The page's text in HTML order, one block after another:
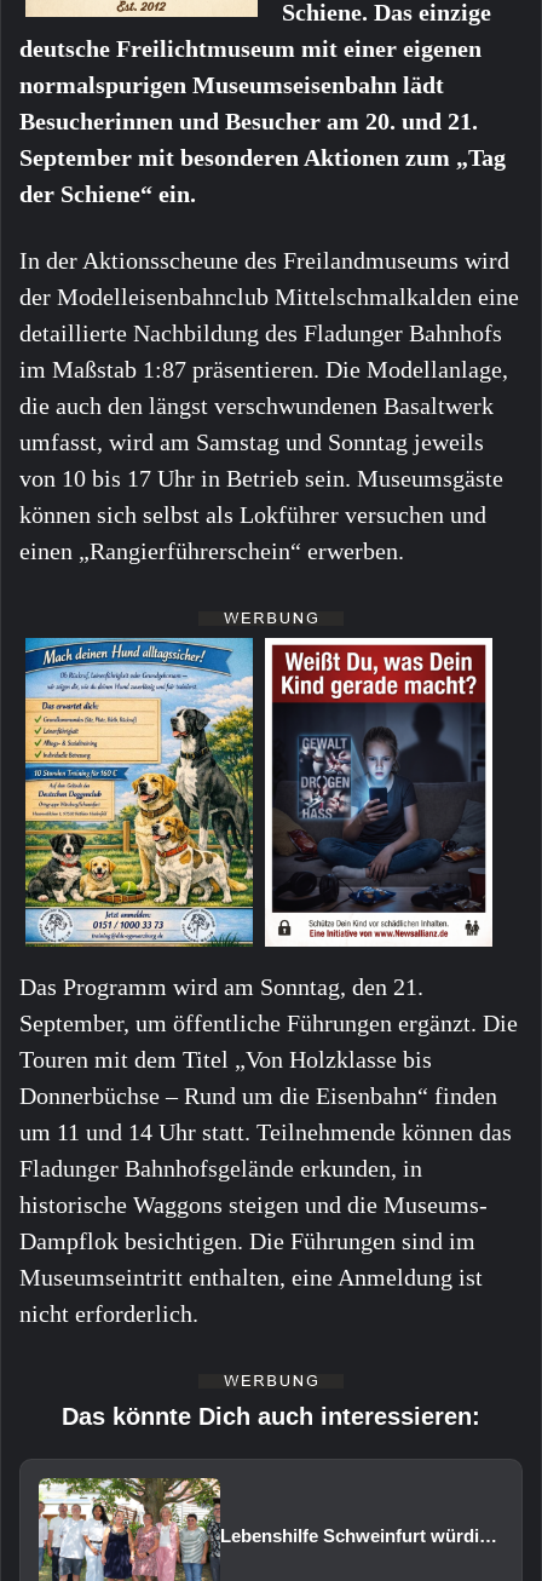
Schiene. Das einzige
deutsche Freilichtmuseum mit einer eigenen
normalspurigen Museumseisenbahn lädt
Besucherinnen und Besucher am 20. und 21.
September mit besonderen Aktionen zum „Tag
der Schiene“ ein.
In der Aktionsscheune des Freilandmuseums wird
der Modelleisenbahnclub Mittelschmalkalden eine
detaillierte Nachbildung des Fladunger Bahnhofs
im Maßstab 1:87 präsentieren. Die Modellanlage,
die auch den längst verschwundenen Basaltwerk
umfasst, wird am Samstag und Sonntag jeweils
von 10 bis 17 Uhr in Betrieb sein. Museumsgäste
können sich selbst als Lokführer versuchen und
einen „Rangierführerschein“ erwerben.
Das Programm wird am Sonntag, den 21.
September, um öffentliche Führungen ergänzt. Die
Touren mit dem Titel „Von Holzklasse bis
Donnerbüchse – Rund um die Eisenbahn“ finden
um 11 und 14 Uhr statt. Teilnehmende können das
Fladunger Bahnhofsgelände erkunden, in
historische Waggons steigen und die Museums-
Dampflok besichtigen. Die Führungen sind im
Museumseintritt enthalten, eine Anmeldung ist
nicht erforderlich.
Das könnte Dich auch interessieren:
Lebenshilfe Schweinfurt würdigt 20 langjährige Mitarbeitende